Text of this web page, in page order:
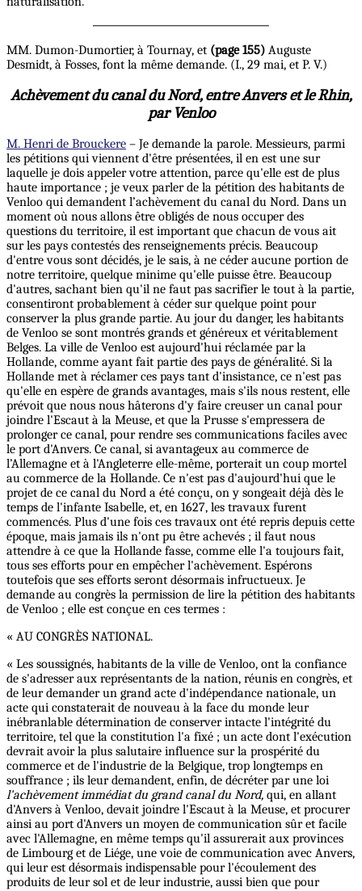
MM. Dumon-Dumortier, à Tournay, et (page 155) Auguste
Desmidt, à Fosses, font la même demande. (I., 29 mai, et P. V.)
Achèvement du canal du Nord, entre Anvers et le Rhin,
par Venloo
M. Henri de Brouckere – Je demande la parole. Messieurs, parmi
les pétitions qui viennent d'être présentées, il en est une sur
laquelle je dois appeler votre attention, parce qu'elle est de plus
haute importance ; je veux parler de la pétition des habitants de
Venloo qui demandent l’achèvement du canal du Nord. Dans un
moment où nous allons être obligés de nous occuper des
questions du territoire, il est important que chacun de vous ait
sur les pays contestés des renseignements précis. Beaucoup
d'entre vous sont décidés, je le sais, à ne céder aucune portion de
notre territoire, quelque minime qu'elle puisse être. Beaucoup
d'autres, sachant bien qu'il ne faut pas sacrifier le tout à la partie,
consentiront probablement à céder sur quelque point pour
conserver la plus grande partie. Au jour du danger, les habitants
de Venloo se sont montrés grands et généreux et véritablement
Belges. La ville de Venloo est aujourd'hui réclamée par la
Hollande, comme ayant fait partie des pays de généralité. Si la
Hollande met à réclamer ces pays tant d'insistance, ce n'est pas
qu'elle en espère de grands avantages, mais s'ils nous restent, elle
prévoit que nous nous hâterons d'y faire creuser un canal pour
joindre l'Escaut à la Meuse, et que la Prusse s'empressera de
prolonger ce canal, pour rendre ses communications faciles avec
le port d'Anvers. Ce canal, si avantageux au commerce de
l’Allemagne et à l'Angleterre elle-même, porterait un coup mortel
au commerce de la Hollande. Ce n'est pas d'aujourd'hui que le
projet de ce canal du Nord a été conçu, on y songeait déjà dès le
temps de l'infante Isabelle, et, en 1627, les travaux furent
commencés. Plus d'une fois ces travaux ont été repris depuis cette
époque, mais jamais ils n'ont pu être achevés ; il faut nous
attendre à ce que la Hollande fasse, comme elle l'a toujours fait,
tous ses efforts pour en empêcher l'achèvement. Espérons
toutefois que ses efforts seront désormais infructueux. Je
demande au congrès la permission de lire la pétition des habitants
de Venloo ; elle est conçue en ces termes :
« AU CONGRÈS NATIONAL.
« Les soussignés, habitants de la ville de Venloo, ont la confiance
de s'adresser aux représentants de la nation, réunis en congrès, et
de leur demander un grand acte d'indépendance nationale, un
acte qui constaterait de nouveau à la face du monde leur
inébranlable détermination de conserver intacte l'intégrité du
territoire, tel que la constitution l'a fixé ; un acte dont l'exécution
devrait avoir la plus salutaire influence sur la prospérité du
commerce et de l'industrie de la Belgique, trop longtemps en
souffrance ; ils leur demandent, enfin, de décréter par une loi
l'achèvement immédiat du grand canal du Nord, qui, en allant
d'Anvers à Venloo, devait joindre l'Escaut à la Meuse, et procurer
ainsi au port d'Anvers un moyen de communication sûr et facile
avec l'Allemagne, en même temps qu'il assurerait aux provinces
de Limbourg et de Liége, une voie de communication avec Anvers,
qui leur est désormais indispensable pour l'écoulement des
produits de leur sol et de leur industrie, aussi bien que pour